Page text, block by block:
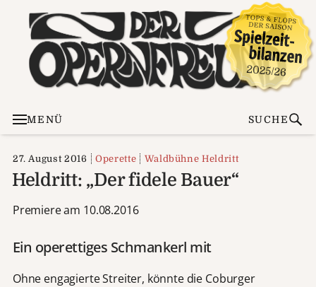
MENÜ SUCHE
27. August 2016 Operette Waldbühne Heldritt
Heldritt: „Der fidele Bauer“
Premiere am 10.08.2016
Ein operettiges Schmankerl mit
Ohne engagierte Streiter, könnte die Coburger